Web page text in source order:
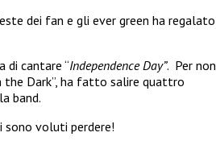
dei fan e gli ever green ha regalato
di cantare “Independence Day”. Per non
the Dark”, ha fatto salire quattro
band.
sono voluti perdere!